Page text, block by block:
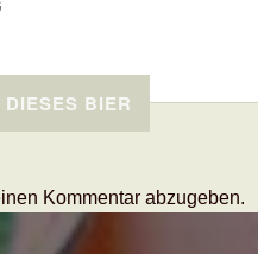
BIER
Kommentar abzugeben.